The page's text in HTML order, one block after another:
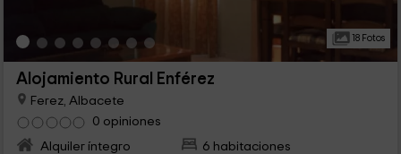
18 Fotos
Alojamiento Rural Enférez
Ferez, Albacete
0 opiniones
Alquiler íntegro
6 habitaciones